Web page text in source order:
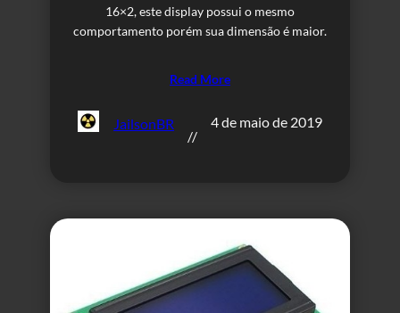
16×2, este display possui o mesmo
comportamento porém sua dimensão é maior.
Read More
JailsonBR
//
4 de maio de 2019